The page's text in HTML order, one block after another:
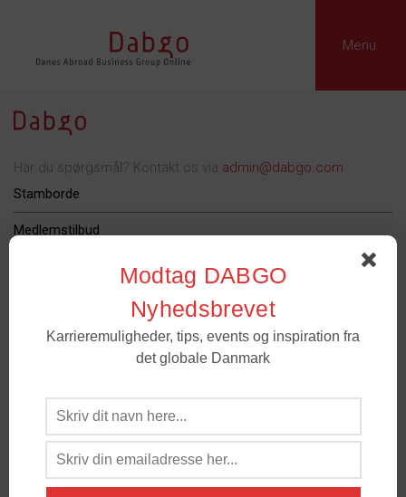
Menu
Har du spørgsmål? Kontakt os via admin@dabgo.com
Stamborde
Medlemstilbud
Dabgo Erhvervspris
Om Dabgo
Medlemmer- For spørgsmål til medlemskab og grupper. Email
admin@dabgo.com
Kontakt:
Modtag DABGO
Nyhedsbrevet
Karrieremuligheder, tips, events og inspiration fra
det globale Danmark